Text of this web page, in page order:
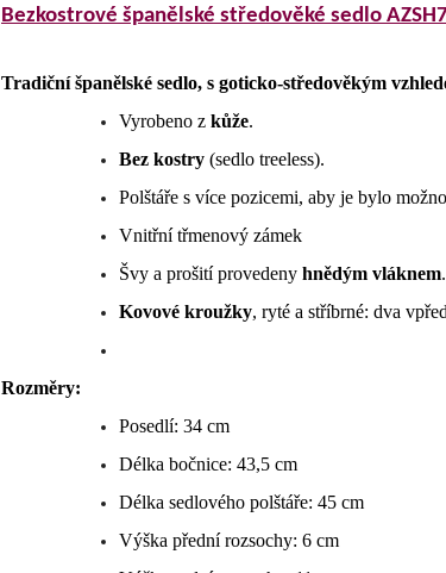
Bezkostrové španělské středověké sedlo
Tradiční španělské sedlo, s goticko-středověkým
Vyrobeno z kůže.
Bez kostry (sedlo treeless).
Polštáře s více pozicemi, aby je bylo
Vnitřní třmenový zámek
Švy a prošití provedeny hnědým vláknem.
Kovové kroužky, ryté a stříbrné: dva
Rozměry:
Posedlí: 34 cm
Délka bočnice: 43,5 cm
Délka sedlového polštáře: 45 cm
Výška přední rozsochy: 6 cm